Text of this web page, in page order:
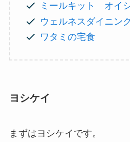
ミールキット オイ
ウェルネスダイニン
ワタミの宅食
ヨシケイ
まずはヨシケイです。